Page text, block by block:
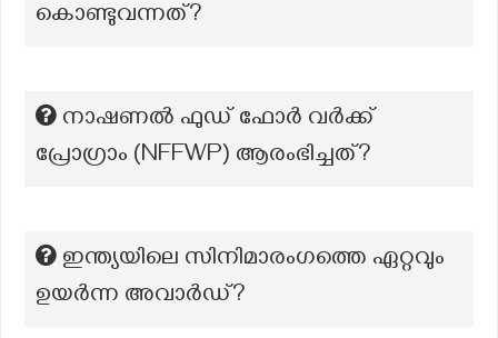
കൊണ്ടുവന്നത്?
നാഷണല്‍ ഫുഡ് ഫോര്‍ വര്‍ക്ക്
പ്രോഗ്രാം (NFFWP) ആരംഭിച്ചത്?
ഇന്ത്യയിലെ സിനിമാരംഗത്തെ ഏറ്റവും
ഉയർന്ന അവാർഡ്?